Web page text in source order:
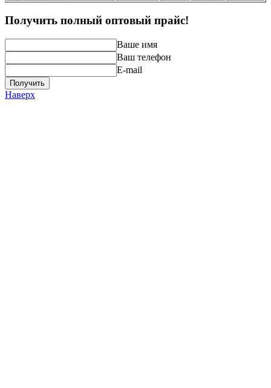
Получить полный оптовый прайс!
Ваше имя
Ваш телефон
E-mail
Получить
Наверх